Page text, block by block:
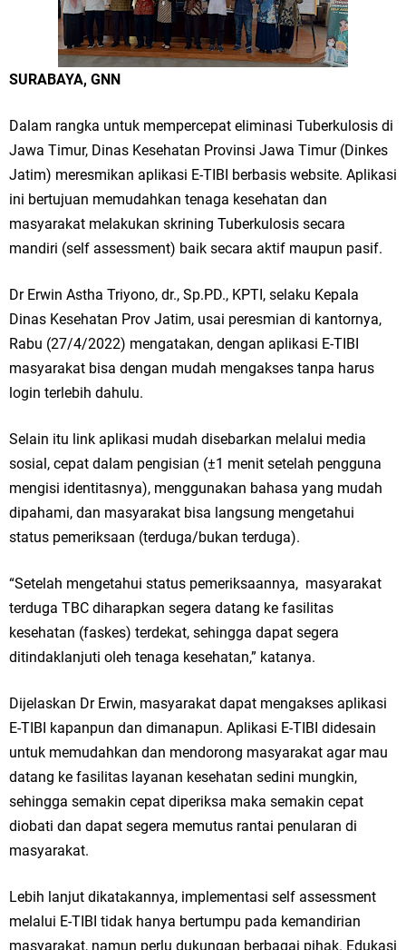
Tumpeng Nasi Krawu Pecahkan Rekor MURI, KWGe Angkat Kuliner
Gresik ke Panggung Dunia
Yatim Serentak di Berbagai Daerah di Jawa Timur
Bupati Gresik Gus Yani Resmikan Kantor Desa Sidoraharjo: Simbol
Komitmen Pelayanan Publik dan Kepedulian Sosial
Ruwatan Malam Satu Suro di Dusun Kedungsekar Lor, Tradisi Luhur
1448 H dengan Doa Kedamaian
Wakil Ketua DPRD Gresik Mujid Riduan Sampaikan Doa dan Harapan di
Tahun Baru Islam 1448 H
Husnul Aqib, M.M. untuk Negeri
PDUF MUI Jatim Gelar Doa Awal Tahun Hijriah, Teguhkan Optimisme
Reses Anggota DPRD Jabar M. Rizky di Desa Cibitung Wetan: Serap
Hari Jadi Pertama PHIGMA: Advokat dan LBH Perkuat Soliditas di
dan Ibu Hamil Narasi
SURABAYA, GNN
Dalam rangka untuk mempercepat eliminasi Tuberkulosis di
Jawa Timur, Dinas Kesehatan Provinsi Jawa Timur (Dinkes
Jatim) meresmikan aplikasi E-TIBI berbasis website. Aplikasi
ini bertujuan memudahkan tenaga kesehatan dan
masyarakat melakukan skrining Tuberkulosis secara
mandiri (self assessment) baik secara aktif maupun pasif.
Dr Erwin Astha Triyono, dr., Sp.PD., KPTI, selaku Kepala
Dinas Kesehatan Prov Jatim, usai peresmian di kantornya,
Rabu (27/4/2022) mengatakan, dengan aplikasi E-TIBI
masyarakat bisa dengan mudah mengakses tanpa harus
login terlebih dahulu.
Selain itu link aplikasi mudah disebarkan melalui media
sosial, cepat dalam pengisian (±1 menit setelah pengguna
mengisi identitasnya), menggunakan bahasa yang mudah
dipahami, dan masyarakat bisa langsung mengetahui
status pemeriksaan (terduga/bukan terduga).
“Setelah mengetahui status pemeriksaannya, masyarakat
terduga TBC diharapkan segera datang ke fasilitas
kesehatan (faskes) terdekat, sehingga dapat segera
ditindaklanjuti oleh tenaga kesehatan,” katanya.
Dijelaskan Dr Erwin, masyarakat dapat mengakses aplikasi
E-TIBI kapanpun dan dimanapun. Aplikasi E-TIBI didesain
untuk memudahkan dan mendorong masyarakat agar mau
datang ke fasilitas layanan kesehatan sedini mungkin,
sehingga semakin cepat diperiksa maka semakin cepat
diobati dan dapat segera memutus rantai penularan di
masyarakat.
Lebih lanjut dikatakannya, implementasi self assessment
melalui E-TIBI tidak hanya bertumpu pada kemandirian
masyarakat, namun perlu dukungan berbagai pihak. Edukasi